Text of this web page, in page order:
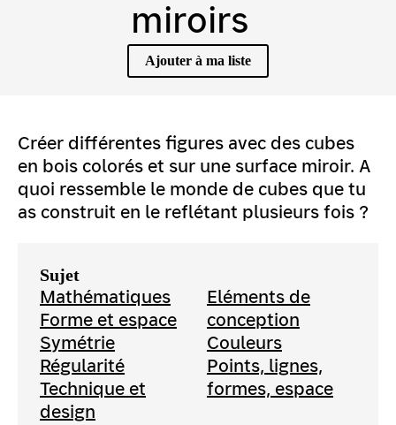
miroirs
Ajouter à ma liste
Créer différentes figures avec des cubes
en bois colorés et sur une surface miroir. A
quoi ressemble le monde de cubes que tu
as construit en le reflétant plusieurs fois ?
Sujet
Mathématiques
Forme et espace
Symétrie
Régularité
Technique et
design
Eléments de
conception
Couleurs
Points, lignes,
formes, espace